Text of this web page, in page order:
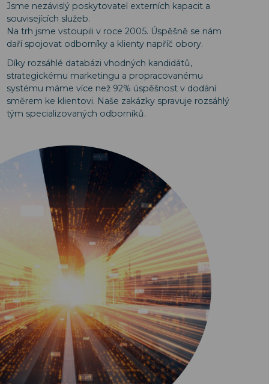
Jsme nezávislý poskytovatel externích kapacit a
souvisejících služeb.
Na trh jsme vstoupili v roce 2005. Úspěšně se nám
daří spojovat odborníky a klienty napříč obory.
Díky rozsáhlé databázi vhodných kandidátů,
strategickému marketingu a propracovanému
systému máme více než 92% úspěšnost v dodání
směrem ke klientovi. Naše zakázky spravuje rozsáhlý
tým specializovaných odborníků.